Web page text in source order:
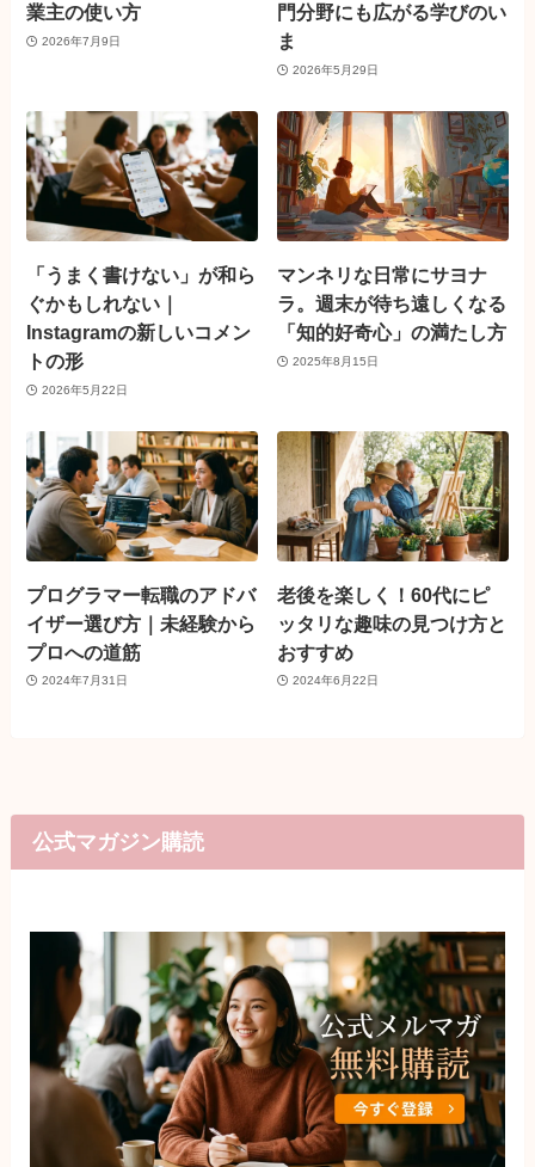
業主の使い方
2026年7月9日
門分野にも広がる学びのい
ま
2026年5月29日
「うまく書けない」が和ら
ぐかもしれない｜
Instagramの新しいコメン
トの形
2026年5月22日
マンネリな日常にサヨナ
ラ。週末が待ち遠しくなる
「知的好奇心」の満たし方
2025年8月15日
プログラマー転職のアドバ
イザー選び方｜未経験から
プロへの道筋
2024年7月31日
老後を楽しく！60代にピ
ッタリな趣味の見つけ方と
おすすめ
2024年6月22日
公式マガジン購読